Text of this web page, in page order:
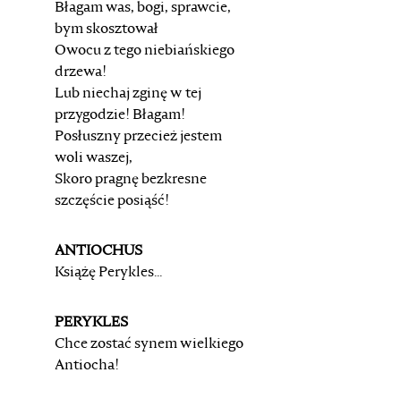
Błagam was, bogi, sprawcie,
bym skosztował
Owocu z tego niebiańskiego
drzewa!
Lub niechaj zginę w tej
przygodzie! Błagam!
Posłuszny przecież jestem
woli waszej,
Skoro pragnę bezkresne
szczęście posiąść!
ANTIOCHUS
Książę Perykles...
PERYKLES
Chce zostać synem wielkiego
Antiocha!